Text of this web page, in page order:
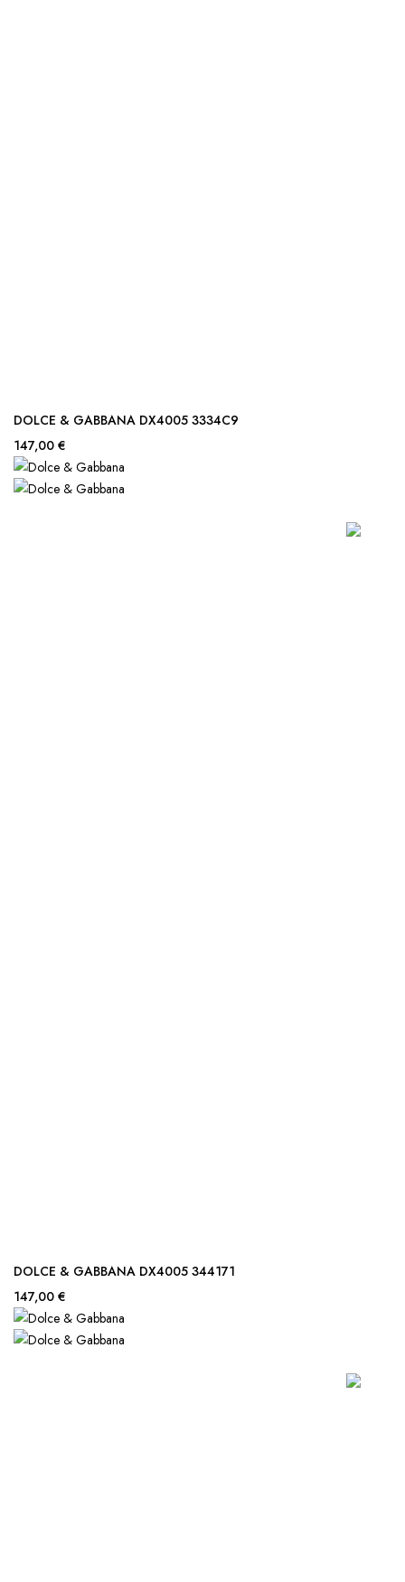
DOLCE & GABBANA DX4005 3334C9
147,00 €
DOLCE & GABBANA DX4005 344171
147,00 €